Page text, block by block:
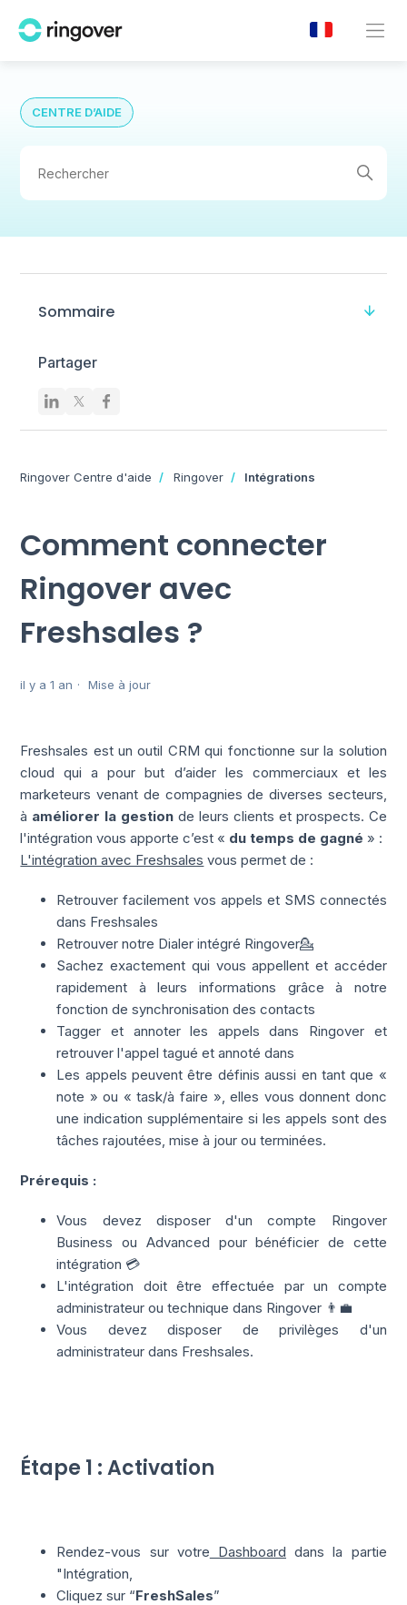
CENTRE D’AIDE
Sommaire
Partager
Ringover Centre d'aide Ringover Intégrations
Comment connecter
Ringover avec
Freshsales ?
il y a 1 an Mise à jour
Freshsales est un outil CRM qui fonctionne sur la solution
cloud qui a pour but d’aider les commerciaux et les
marketeurs venant de compagnies de diverses secteurs,
à améliorer la gestion de leurs clients et prospects. Ce
l'intégration vous apporte c’est « du temps de gagné » :
L'intégration avec Freshsales vous permet de :
Retrouver facilement vos appels et SMS connectés
dans Freshsales
Retrouver notre Dialer intégré Ringover💁
Sachez exactement qui vous appellent et accéder
rapidement à leurs informations grâce à notre
fonction de synchronisation des contacts
Tagger et annoter les appels dans Ringover et
retrouver l'appel tagué et annoté dans
Les appels peuvent être définis aussi en tant que «
note » ou « task/à faire », elles vous donnent donc
une indication supplémentaire si les appels sont des
tâches rajoutées, mise à jour ou terminées.
Prérequis :
Vous devez disposer d'un compte Ringover
Business ou Advanced pour bénéficier de cette
intégration 💳
L'intégration doit être effectuée par un compte
administrateur ou technique dans Ringover 👨‍💼
Vous devez disposer de privilèges d'un
administrateur dans Freshsales.
Étape 1 : Activation
Rendez-vous sur votre Dashboard dans la partie
"Intégration,
Cliquez sur “FreshSales”